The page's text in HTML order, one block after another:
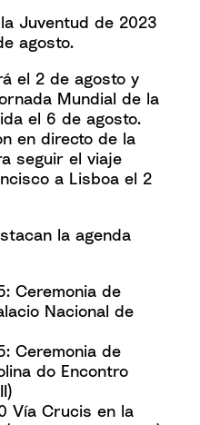
Juventud de 2023
agosto.
el 2 de agosto y
Mundial de la
el 6 de agosto.
en directo de la
seguir el viaje
a Lisboa el 2
la agenda
Ceremonia de
Nacional de
Ceremonia de
do Encontro
Vía Crucis en la